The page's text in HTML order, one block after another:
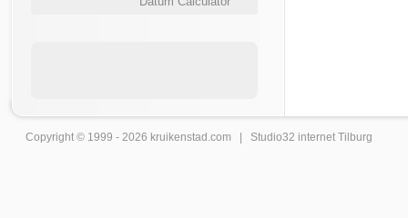
Copyright © 1999 - 2026 kruikenstad .com | Studio32 internet Tilburg